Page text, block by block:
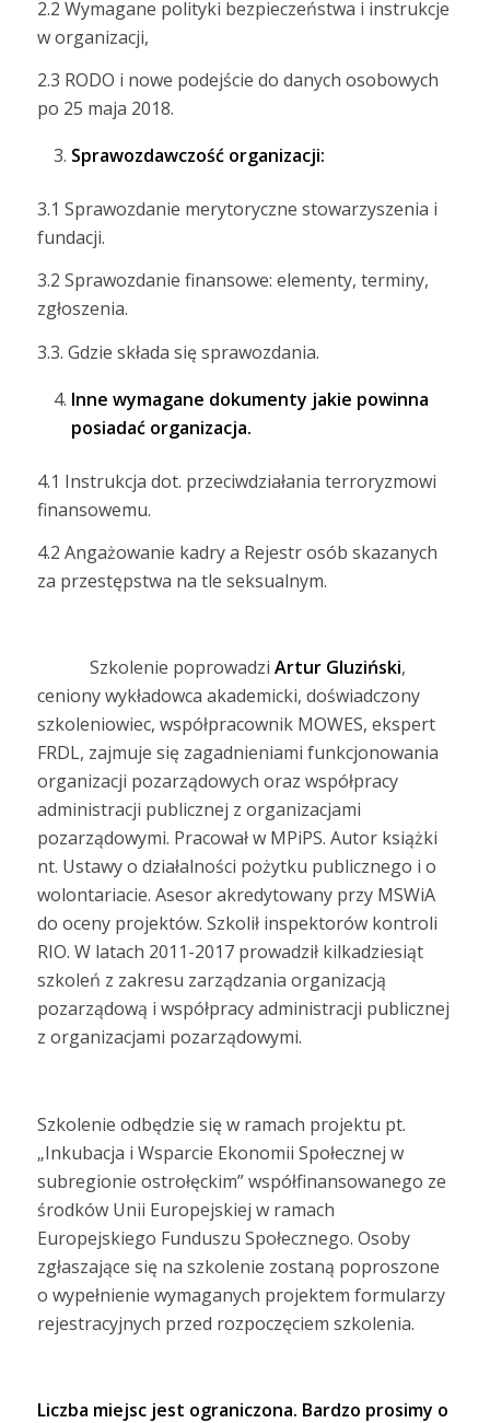
2.2 Wymagane polityki bezpieczeństwa i instrukcje
w organizacji,
2.3 RODO i nowe podejście do danych osobowych
po 25 maja 2018.
Sprawozdawczość organizacji:
3.1 Sprawozdanie merytoryczne stowarzyszenia i
fundacji.
3.2 Sprawozdanie finansowe: elementy, terminy,
zgłoszenia.
3.3. Gdzie składa się sprawozdania.
Inne wymagane dokumenty jakie powinna
posiadać organizacja.
4.1 Instrukcja dot. przeciwdziałania terroryzmowi
finansowemu.
4.2 Angażowanie kadry a Rejestr osób skazanych
za przestępstwa na tle seksualnym.
Szkolenie poprowadzi Artur Gluziński,
ceniony wykładowca akademicki, doświadczony
szkoleniowiec, współpracownik MOWES, ekspert
FRDL, zajmuje się zagadnieniami funkcjonowania
organizacji pozarządowych oraz współpracy
administracji publicznej z organizacjami
pozarządowymi. Pracował w MPiPS. Autor książki
nt. Ustawy o działalności pożytku publicznego i o
wolontariacie. Asesor akredytowany przy MSWiA
do oceny projektów. Szkolił inspektorów kontroli
RIO. W latach 2011-2017 prowadził kilkadziesiąt
szkoleń z zakresu zarządzania organizacją
pozarządową i współpracy administracji publicznej
z organizacjami pozarządowymi.
Szkolenie odbędzie się w ramach projektu pt.
„Inkubacja i Wsparcie Ekonomii Społecznej w
subregionie ostrołęckim” współfinansowanego ze
środków Unii Europejskiej w ramach
Europejskiego Funduszu Społecznego. Osoby
zgłaszające się na szkolenie zostaną poproszone
o wypełnienie wymaganych projektem formularzy
rejestracyjnych przed rozpoczęciem szkolenia.
Liczba miejsc jest ograniczona. Bardzo prosimy o